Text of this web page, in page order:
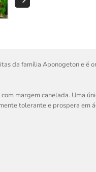
da família Aponogeton e é
margem canelada. Uma
tolerante e prospera em